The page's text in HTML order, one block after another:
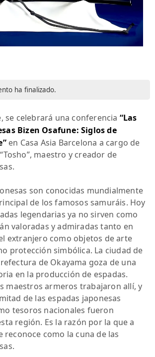
ha finalizado.
se celebrará una conferencia “Las
Bizen Osafune: Siglos de
en Casa Asia Barcelona a cargo de
maestro y creador de
son conocidas mundialmente
de los famosos samuráis. Hoy
legendarias ya no sirven como
valoradas y admiradas tanto en
extranjero como objetos de arte
protección simbólica. La ciudad de
de Okayama goza de una
en la producción de espadas.
maestros armeros trabajaron allí, y
de las espadas japonesas
tesoros nacionales fueron
región. Es la razón por la que a
reconoce como la cuna de las